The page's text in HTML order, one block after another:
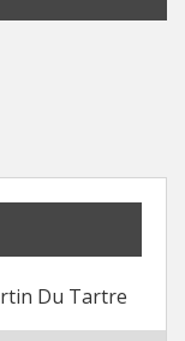
Du Tartre